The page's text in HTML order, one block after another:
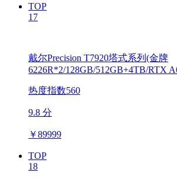
TOP
17
戴尔Precision T7920塔式系列(金牌
6226R*2/128GB/512GB+4TB/RTX
热度指数560
9.8 分
￥89999
TOP
18